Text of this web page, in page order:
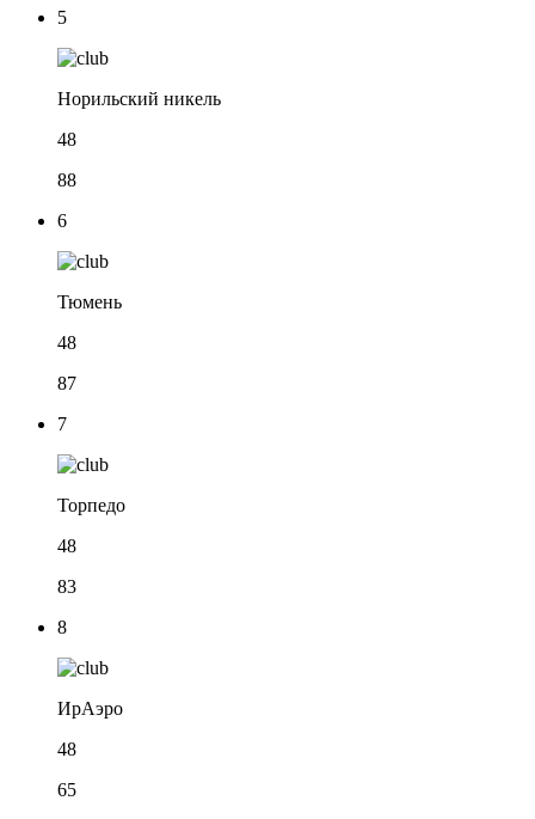
5
Норильский никель
48
88
6
Тюмень
48
87
7
Торпедо
48
83
8
ИрАэро
48
65